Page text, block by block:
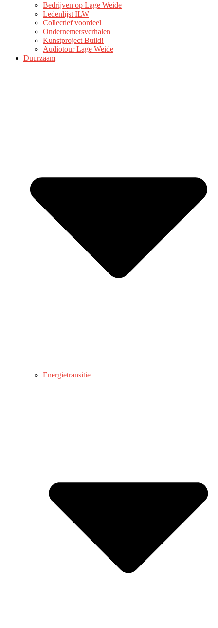
Bedrijven op Lage Weide
Ledenlijst ILW
Collectief voordeel
Ondernemersverhalen
Kunstproject Build!
Audiotour Lage Weide
Duurzaam
Energietransitie